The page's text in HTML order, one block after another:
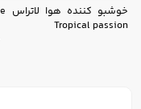
Tropical passion